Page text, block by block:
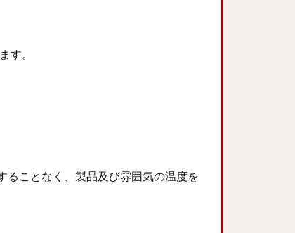
す。
ることなく、製品及び雰囲気の温度を